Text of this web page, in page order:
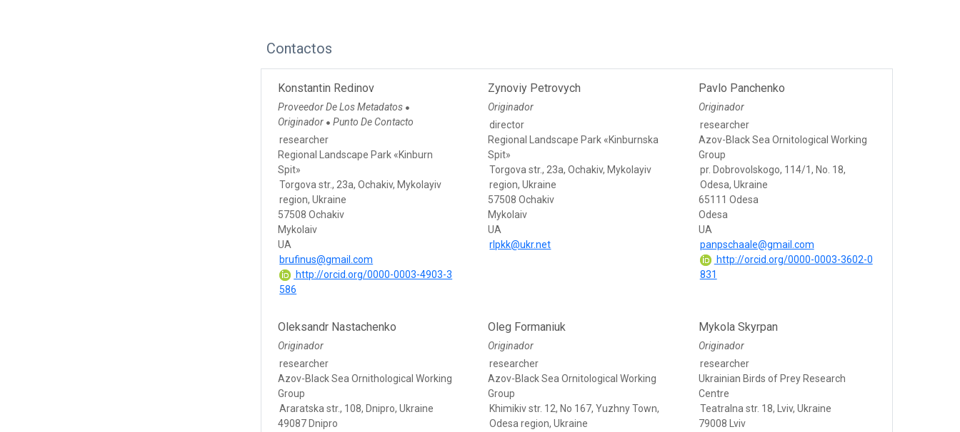
Contactos
Konstantin Redinov
Proveedor De Los Metadatos ●
Originador ● Punto De Contacto
researcher
Regional Landscape Park «Kinburn
Spit»
Torgova str., 23а, Ochakiv, Mykolayiv
region, Ukraine
57508 Ochakiv
Mykolaiv
UA
brufinus@gmail.com
http://orcid.org/0000-0003-4903-3
586
Zynoviy Petrovych
Originador
director
Regional Landscape Park «Kinburnska
Spit»
Torgova str., 23а, Ochakiv, Mykolayiv
region, Ukraine
57508 Ochakiv
Mykolaiv
UA
rlpkk@ukr.net
Pavlo Panchenko
Originador
researcher
Azov-Black Sea Ornitological Working
Group
pr. Dobrovolskogo, 114/1, No. 18,
Odesa, Ukraine
65111 Odesa
Odesa
UA
panpschaale@gmail.com
http://orcid.org/0000-0003-3602-0
831
Oleksandr Nastachenko
Originador
researcher
Azov-Black Sea Ornithological Working
Group
Araratska str., 108, Dnipro, Ukraine
49087 Dnipro
Oleg Formaniuk
Originador
researcher
Azov-Black Sea Ornitological Working
Group
Khimikiv str. 12, No 167, Yuzhny Town,
Odesa region, Ukraine
Mykola Skyrpan
Originador
researcher
Ukrainian Birds of Prey Research
Centre
Teatralna str. 18, Lviv, Ukraine
79008 Lviv